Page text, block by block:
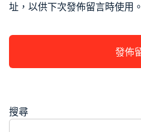
址，以供下次發佈留言時使用。
搜尋